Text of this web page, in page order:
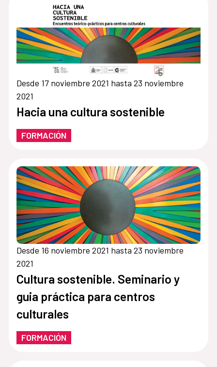
Desde 17 noviembre 2021 hasta 23 noviembre
2021
Hacia una cultura sostenible
FORMACIÓN
Desde 16 noviembre 2021 hasta 23 noviembre
2021
Cultura sostenible. Seminario y
guia práctica para centros
culturales
FORMACIÓN